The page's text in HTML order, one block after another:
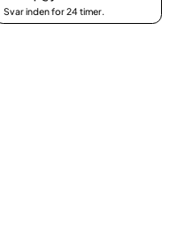
Svar inden for 24 timer.